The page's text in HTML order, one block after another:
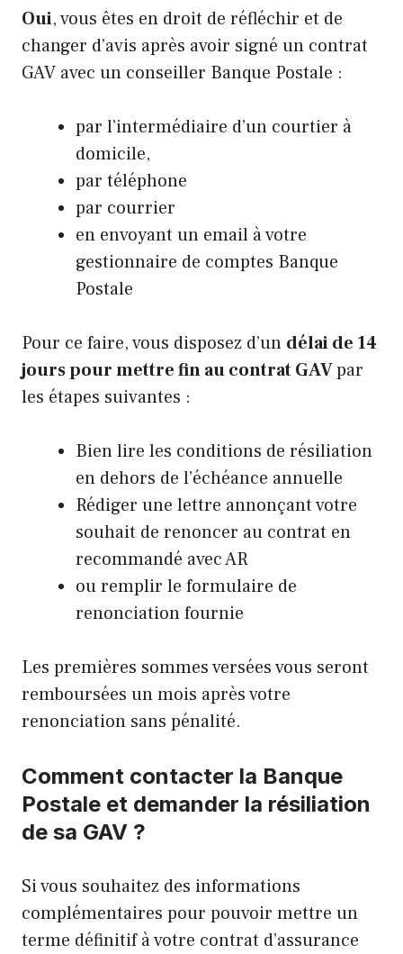
Oui, vous êtes en droit de réfléchir et de
changer d’avis après avoir signé un contrat
GAV avec un conseiller Banque Postale :
par l’intermédiaire d’un courtier à
domicile,
par téléphone
par courrier
en envoyant un email à votre
gestionnaire de comptes Banque
Postale
Pour ce faire, vous disposez d’un délai de 14
jours pour mettre fin au contrat GAVpar
les étapes suivantes :
Bien lire les conditions de résiliation
en dehors de l’échéance annuelle
Rédiger une lettre annonçant votre
souhait de renoncer au contrat en
recommandé avec AR
ou remplir le formulaire de
renonciation fournie
Les premières sommes versées vous seront
remboursées un mois après votre
renonciation sans pénalité.
Comment contacter la Banque
Postale et demander la résiliation
de sa GAV ?
Si vous souhaitez des informations
complémentaires pour pouvoir mettre un
terme définitif à votre contrat d’assurance